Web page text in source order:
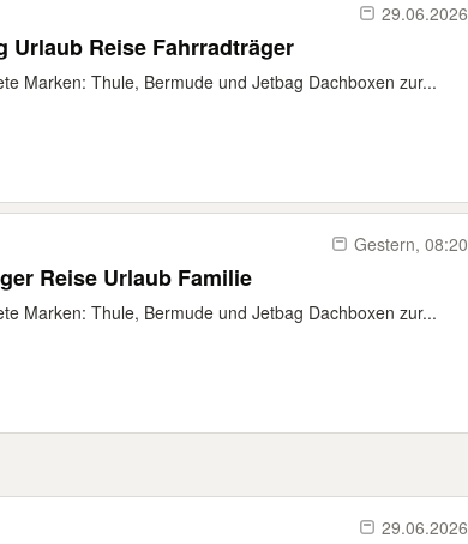
29.06.2026
Urlaub Reise Fahrradträger
Marken: Thule, Bermude und Jetbag Dachboxen zur...
Gestern, 08:20
Reise Urlaub Familie
Marken: Thule, Bermude und Jetbag Dachboxen zur...
29.06.2026